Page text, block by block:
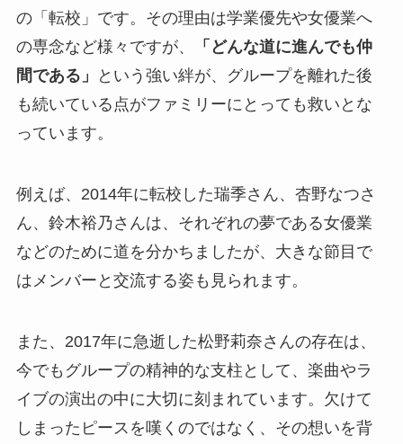
の「転校」です。その理由は学業優先や女優業へ
の専念など様々ですが、
「どんな道に進んでも仲
間である」
という強い絆が、グループを離れた後
も続いている点がファミリーにとっても救いとな
っています。
例えば、2014年に転校した瑞季さん、杏野なつさ
ん、鈴木裕乃さんは、それぞれの夢である女優業
などのために道を分かちましたが、大きな節目で
はメンバーと交流する姿も見られます。
また、2017年に急逝した松野莉奈さんの存在は、
今でもグループの精神的な支柱として、楽曲やラ
イブの演出の中に大切に刻まれています。欠けて
しまったピースを嘆くのではなく、その想いを背